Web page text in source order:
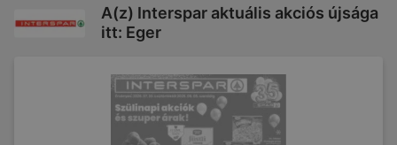
A(z) Interspar aktuális akciós újsága
itt: Eger